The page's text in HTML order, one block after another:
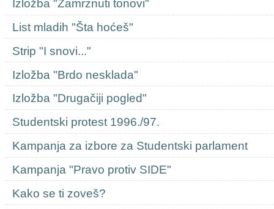
Izložba "Zamrznuti tonovi"
List mladih "Šta hoćeš"
Strip "I snovi..."
Izložba "Brdo nesklada"
Izložba "Drugačiji pogled"
Studentski protest 1996./97.
Kampanja za izbore za Studentski parlament
Kampanja "Pravo protiv SIDE"
Kako se ti zoveš?